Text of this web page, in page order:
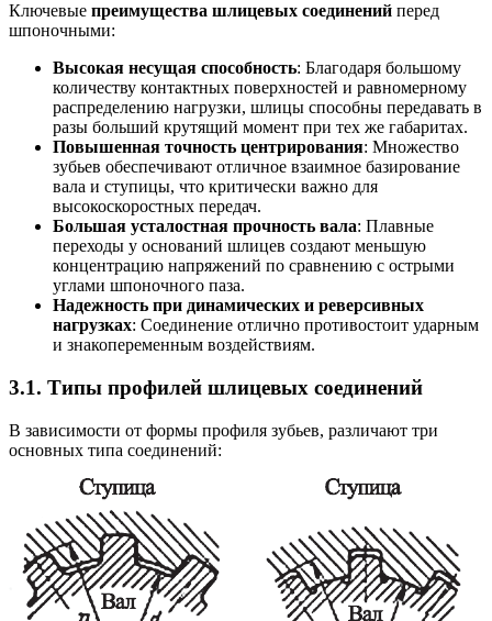
Ключевые преимущества шлицевых соединений перед
шпоночными:
Высокая несущая способность: Благодаря большому
количеству контактных поверхностей и равномерному
распределению нагрузки, шлицы способны передавать в
разы больший крутящий момент при тех же габаритах.
Повышенная точность центрирования: Множество
зубьев обеспечивают отличное взаимное базирование
вала и ступицы, что критически важно для
высокоскоростных передач.
Большая усталостная прочность вала: Плавные
переходы у оснований шлицев создают меньшую
концентрацию напряжений по сравнению с острыми
углами шпоночного паза.
Надежность при динамических и реверсивных
нагрузках: Соединение отлично противостоит ударным
и знакопеременным воздействиям.
3.1. Типы профилей шлицевых соединений
В зависимости от формы профиля зубьев, различают три
основных типа соединений: